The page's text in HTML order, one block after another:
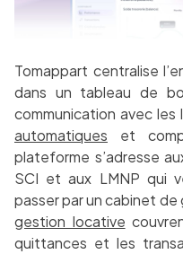
Tomappart centralise
dans un tableau de
communication avec les
automatiques et
plateforme s’adresse
SCI et aux LMNP qui
passer par un cabinet de
gestion locative
quittances et les